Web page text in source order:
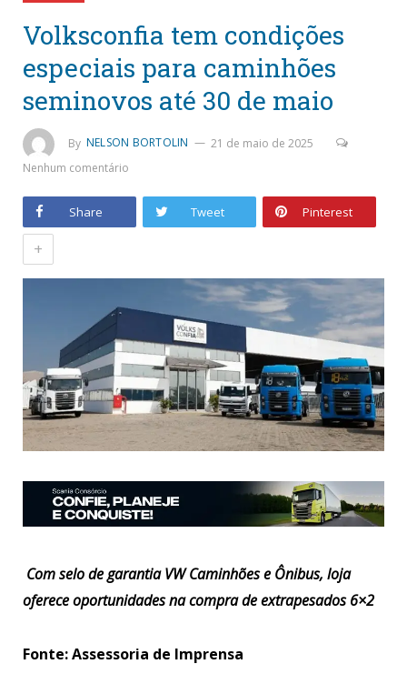
Volksconfia tem condições
especiais para caminhões
seminovos até 30 de maio
By NELSON BORTOLIN
21 de maio de 2025
Nenhum comentário
Share Tweet Pinterest
+
Com selo de garantia VW Caminhões e Ônibus, loja
oferece oportunidades na compra de extrapesados 6×2
Fonte: Assessoria de Imprensa